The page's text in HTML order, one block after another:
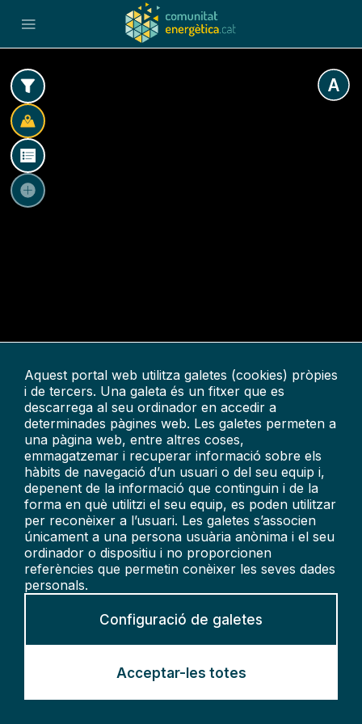
87 28
Catalunya
Aquest portal web utilitza galetes (cookies) pròpies
i de tercers. Una galeta és un fitxer que es
descarrega al seu ordinador en accedir a
determinades pàgines web. Les galetes permeten a
una pàgina web, entre altres coses,
emmagatzemar i recuperar informació sobre els
hàbits de navegació d’un usuari o del seu equip i,
depenent de la informació que continguin i de la
forma en què utilitzi el seu equip, es poden utilitzar
per reconèixer a l’usuari. Les galetes s’associen
únicament a una persona usuària anònima i el seu
ordinador o dispositiu i no proporcionen
referències que permetin conèixer les seves dades
personals.
Configuració de galetes
Acceptar-les totes